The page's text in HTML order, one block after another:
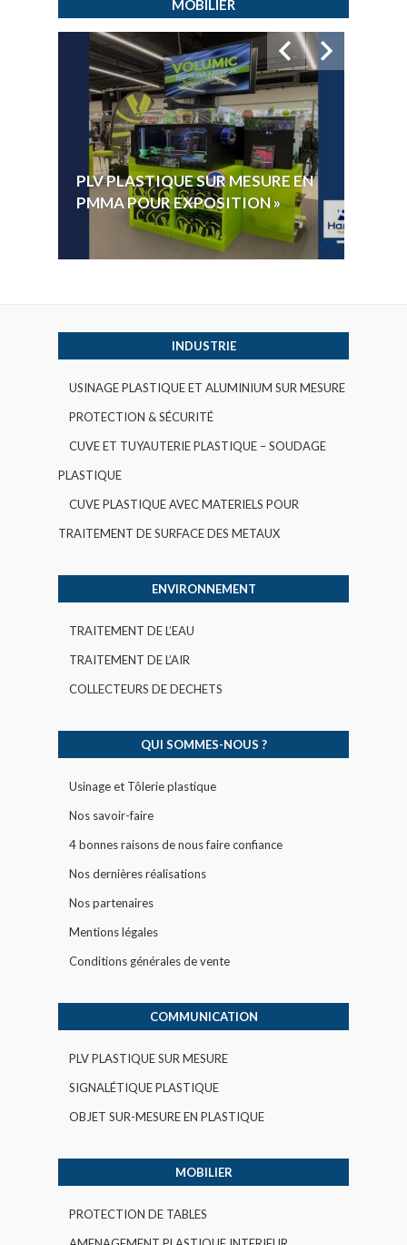
MOBILIER
PLV PLASTIQUE SUR MESURE EN
PMMA POUR EXPOSITION »
INDUSTRIE
USINAGE PLASTIQUE ET ALUMINIUM SUR MESURE
PROTECTION & SÉCURITÉ
CUVE ET TUYAUTERIE PLASTIQUE – SOUDAGE
PLASTIQUE
CUVE PLASTIQUE AVEC MATERIELS POUR
TRAITEMENT DE SURFACE DES METAUX
ENVIRONNEMENT
TRAITEMENT DE L’EAU
TRAITEMENT DE L’AIR
COLLECTEURS DE DECHETS
QUI SOMMES-NOUS ?
Usinage et Tôlerie plastique
Nos savoir-faire
4 bonnes raisons de nous faire confiance
Nos dernières réalisations
Nos partenaires
Mentions légales
Conditions générales de vente
COMMUNICATION
PLV PLASTIQUE SUR MESURE
SIGNALÉTIQUE PLASTIQUE
OBJET SUR-MESURE EN PLASTIQUE
MOBILIER
PROTECTION DE TABLES